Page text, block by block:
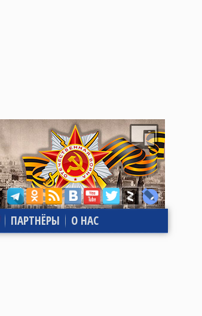
ПАРТНЁРЫ О НАС